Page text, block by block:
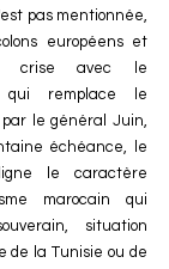
pas mentionnée,
européens et
crise avec le
qui remplace le
le général Juin,
échéance, le
le caractère
marocain qui
situation
de la Tunisie ou de